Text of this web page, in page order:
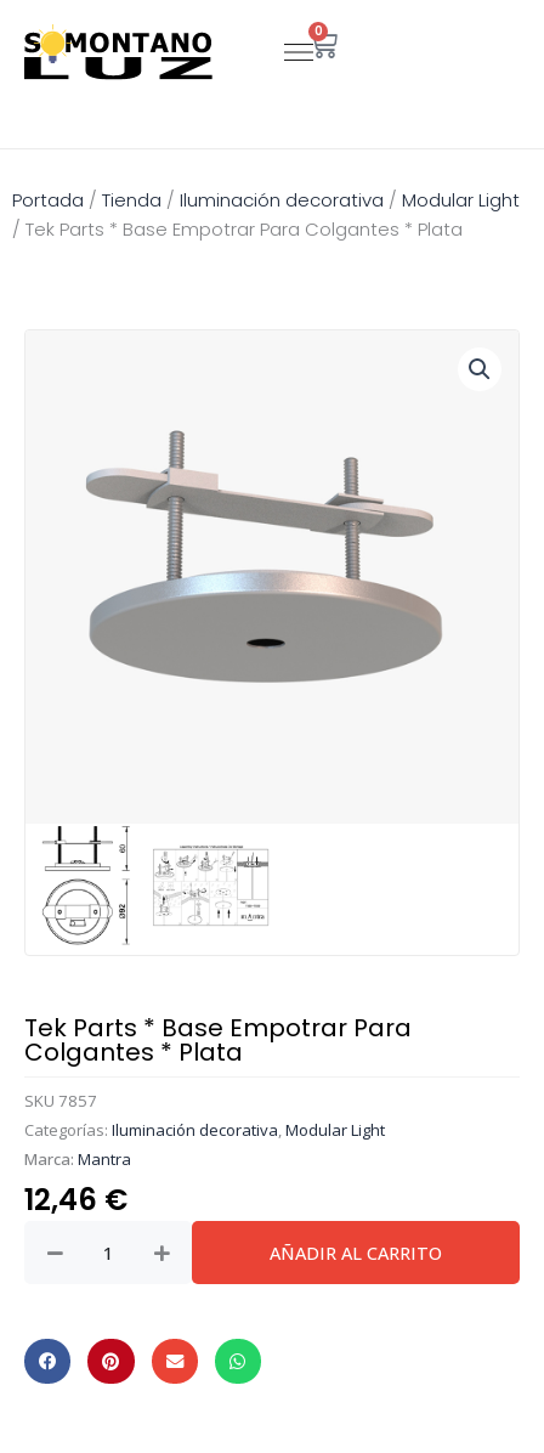
contenido
0
Carrito
Portada / Tienda / Iluminación decorativa / Modular Light
/ Tek Parts * Base Empotrar Para Colgantes * Plata
Tek Parts * Base Empotrar Para
Colgantes * Plata
SKU 7857
Categorías: Iluminación decorativa,Modular Light
Marca: Mantra
12,46 €
Parts
Empotrar
Para
AÑADIR AL CARRITO